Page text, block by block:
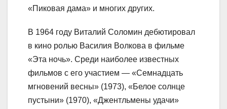
«Пиковая дама» и многих других.
В 1964 году Виталий Соломин дебютировал
в кино ролью Василия Волкова в фильме
«Эта ночь». Среди наиболее известных
фильмов с его участием — «Семнадцать
мгновений весны» (1973), «Белое солнце
пустыни» (1970), «Джентльмены удачи»